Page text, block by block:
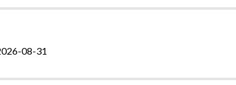
08-31